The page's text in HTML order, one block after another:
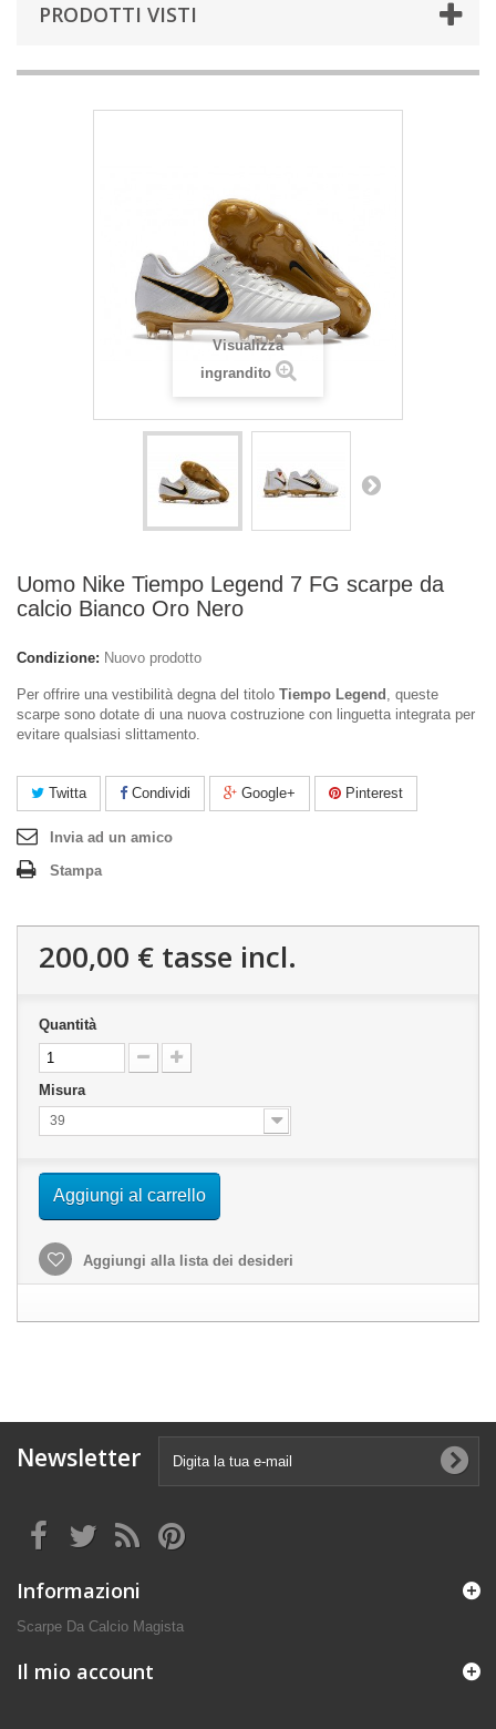
PRODOTTI VISTI
Visualizza
ingrandito
Uomo Nike Tiempo Legend 7 FG scarpe da
calcio Bianco Oro Nero
Condizione: Nuovo prodotto
Per offrire una vestibilità degna del titolo Tiempo Legend , queste
scarpe sono dotate di una nuova costruzione con linguetta integrata per
evitare qualsiasi slittamento.
Twitta Condividi Google+ Pinterest
Invia ad un amico
Stampa
200,00 € tasse incl.
Quantità
Misura
39
Aggiungi al carrello
Aggiungi alla lista dei desideri
Newsletter
Informazioni
Scarpe Da Calcio Magista
Il mio account